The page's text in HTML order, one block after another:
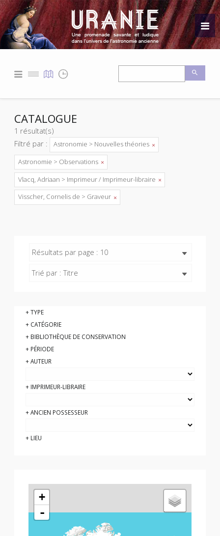
CATALOGUE
1 résultat(s)
Filtré par :
Astronomie > Nouvelles théories
Astronomie > Observations
Vlacq, Adriaan > Imprimeur / Imprimeur-libraire
Visscher, Cornelis de > Graveur
Résultats par page : 10
Trié par : Titre
+
-
TYPE
CATÉGORIE
BIBLIOTHÈQUE DE CONSERVATION
PÉRIODE
AUTEUR
IMPRIMEUR-LIBRAIRE
ANCIEN POSSESSEUR
LIEU